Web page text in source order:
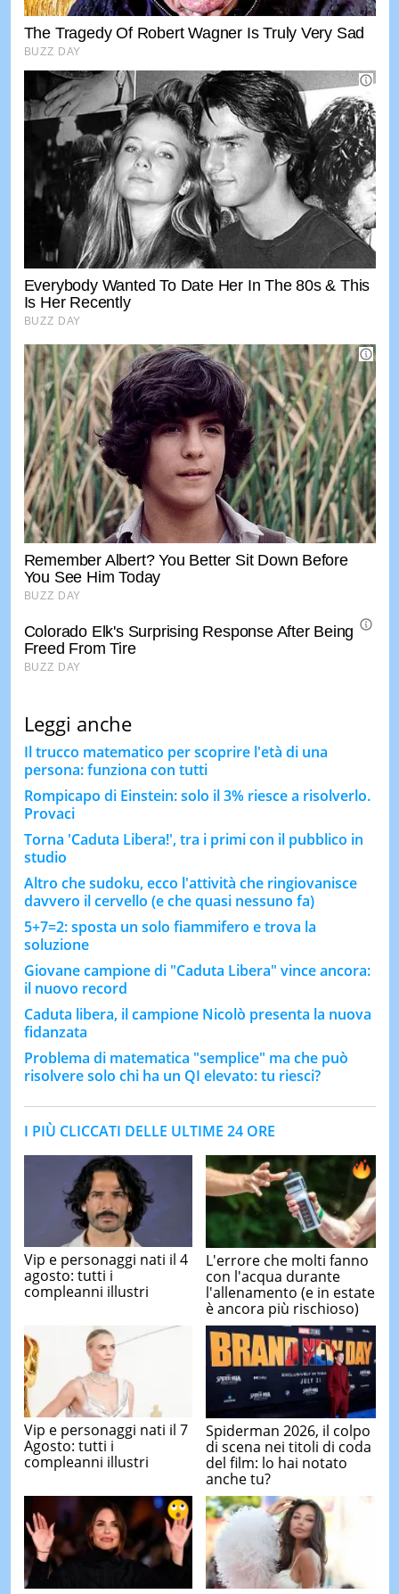
Leggi anche
Il trucco matematico per scoprire l'età di una
persona: funziona con tutti
Rompicapo di Einstein: solo il 3% riesce a risolverlo.
Provaci
Torna 'Caduta Libera!', tra i primi con il pubblico in
studio
Altro che sudoku, ecco l'attività che ringiovanisce
davvero il cervello (e che quasi nessuno fa)
5+7=2: sposta un solo fiammifero e trova la
soluzione
Giovane campione di "Caduta Libera" vince ancora:
il nuovo record
Caduta libera, il campione Nicolò presenta la nuova
fidanzata
Problema di matematica "semplice" ma che può
risolvere solo chi ha un QI elevato: tu riesci?
I PIÙ CLICCATI DELLE ULTIME 24 ORE
Vip e personaggi nati il 4
agosto: tutti i
compleanni illustri
L'errore che molti fanno
con l'acqua durante
l'allenamento (e in estate
è ancora più rischioso)
Vip e personaggi nati il 7
Agosto: tutti i
compleanni illustri
Spiderman 2026, il colpo
di scena nei titoli di coda
del film: lo hai notato
anche tu?